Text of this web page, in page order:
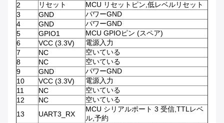
2
リセット
MCU リセットピン,低レベルリセット
3
GND
パワーGND
4
GND
パワーGND
5
GPIO1
MCU GPIOピン (スペア)
6
VCC (3.3V)
電源入力
7
NC
空いている
8
NC
空いている
9
GND
パワーGND
10
VCC (3.3V)
電源入力
11
NC
空いている
12
NC
空いている
13
UART3_RX
MCU シリアルポート 3 受信,TTLレベ
ル,予約